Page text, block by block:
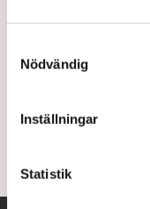
Nödvändig
Inställningar
Statistik
Mellby Gårds
friskolekoncernen
plikt”, säger